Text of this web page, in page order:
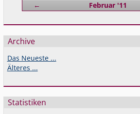
← Februar '11
Archive
Das Neueste ...
Älteres ...
Statistiken